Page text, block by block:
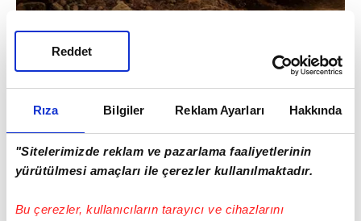
Rıza Bilgiler Reklam Ayarları Hakkında
"Sitelerimizde reklam ve pazarlama faaliyetlerinin
yürütülmesi amaçları ile çerezler kullanılmaktadır.
Bu çerezler, kullanıcıların tarayıcı ve cihazlarını
Reddet